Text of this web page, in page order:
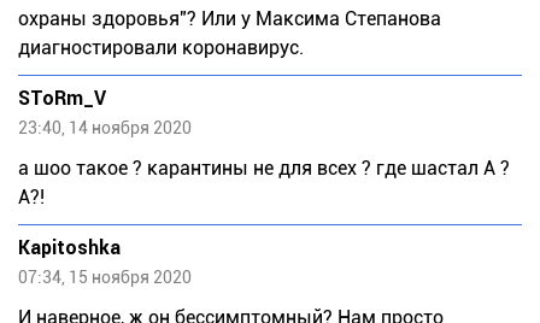
охраны здоровья"? Или у Максима Степанова
диагностировали коронавирус.
SToRm_V
23:40, 14 ноября 2020
а шоо такое ? карантины не для всех ? где шастал А ?
А?!
Kapitoshka
07:34, 15 ноября 2020
И наверное, ж он бессимптомный? Нам просто